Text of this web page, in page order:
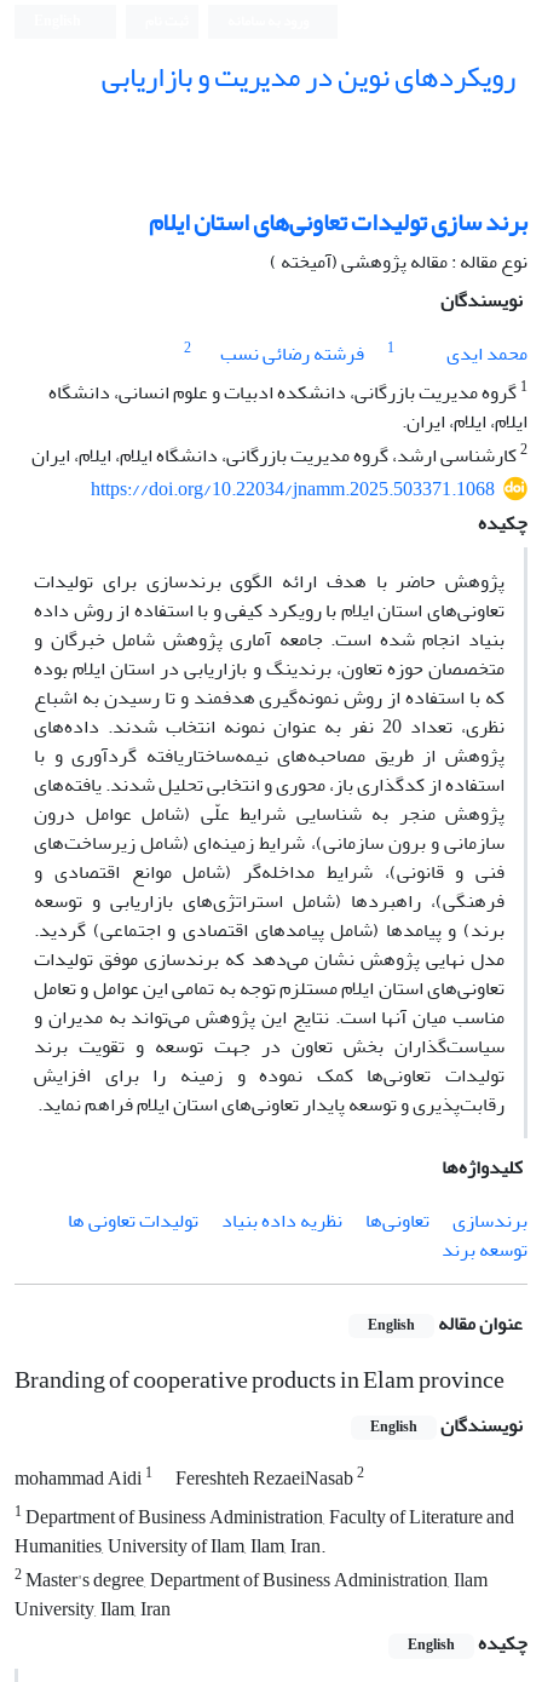
رویکردهای نوین در مدیریت و بازاریابی
برند سازی تولیدات تعاونی‌های استان ایلام
نوع مقاله : مقاله پژوهشی (آمیخته )
نویسندگان
محمد ایدی
1 فرشته رضائی نسب
2
1گروه مدیریت بازرگانی، دانشکده ادبیات و علوم انسانی، دانشگاه
ایلام، ایلام، ایران.
2کارشناسی ارشد، گروه مدیریت بازرگانی، دانشگاه ایلام، ایلام، ایران
https://doi.org/10.22034/jnamm.2025.503371.1068
چکیده
پژوهش حاضر با هدف ارائه الگوی برندسازی برای تولیدات
تعاونی‌های استان ایلام با رویکرد کیفی و با استفاده از روش داده
بنیاد انجام شده است. جامعه آماری پژوهش شامل خبرگان و
متخصصان حوزه تعاون، برندینگ و بازاریابی در استان ایلام بوده
که با استفاده از روش نمونه‌گیری هدفمند و تا رسیدن به اشباع
نظری، تعداد 20 نفر به عنوان نمونه انتخاب شدند. داده‌های
پژوهش از طریق مصاحبه‌های نیمه‌ساختاریافته گردآوری و با
استفاده از کدگذاری باز، محوری و انتخابی تحلیل شدند. یافته‌های
پژوهش منجر به شناسایی شرایط علّی (شامل عوامل درون
سازمانی و برون سازمانی)، شرایط زمینه‌ای (شامل زیرساخت‌های
فنی و قانونی)، شرایط مداخله‌گر (شامل موانع اقتصادی و
فرهنگی)، راهبردها (شامل استراتژی‌های بازاریابی و توسعه
برند) و پیامدها (شامل پیامدهای اقتصادی و اجتماعی) گردید.
مدل نهایی پژوهش نشان می‌دهد که برندسازی موفق تولیدات
تعاونی‌های استان ایلام مستلزم توجه به تمامی این عوامل و تعامل
مناسب میان آنها است. نتایج این پژوهش می‌تواند به مدیران و
سیاست‌گذاران بخش تعاون در جهت توسعه و تقویت برند
تولیدات تعاونی‌ها کمک نموده و زمینه را برای افزایش
رقابت‌پذیری و توسعه پایدار تعاونی‌های استان ایلام فراهم نماید.
کلیدواژه‌ها
برندسازی
تعاونی‌ها نظریه داده بنیاد
تولیدات تعاونی ها
توسعه برند
عنوان مقاله English
Branding of cooperative products in Elam province
نویسندگان English
mohammad Aidi1 Fereshteh RezaeiNasab2
1Department of Business Administration, Faculty of Literature and
Humanities, University of Ilam, Ilam, Iran.
2Master's degree, Department of Business Administration, Ilam
University, Ilam, Iran
چکیده
English